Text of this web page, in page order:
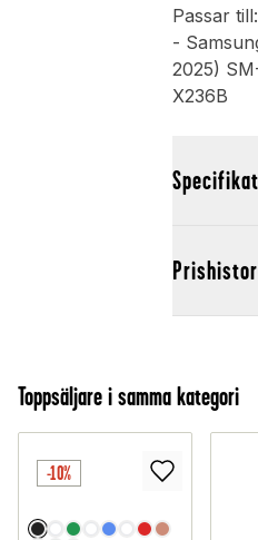
Passar till:
-
2025)
X236B
Toppsäljare i samma kategori
-10%